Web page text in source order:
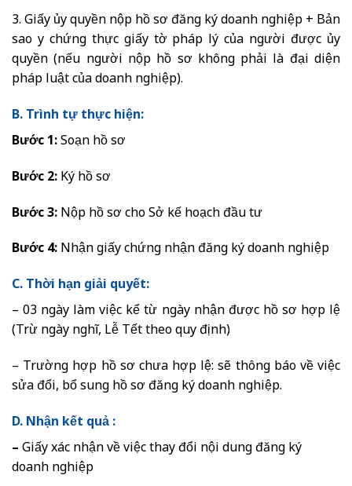
3. Giấy ủy quyền nộp hồ sơ đăng ký doanh nghiệp + Bản
sao y chứng thực giấy tờ pháp lý của người được ủy
quyền (nếu người nộp hồ sơ không phải là đại diện
pháp luật của doanh nghiệp).
B. Trình tự thực hiện:
Bước 1:Soạn hồ sơ
Bước 2:Ký hồ sơ
Bước 3:Nộp hồ sơ cho Sở kế hoạch đầu tư
Bước 4:Nhận giấy chứng nhận đăng ký doanh nghiệp
C. Thời hạn giải quyết:
– 03 ngày làm việc kể từ ngày nhận được hồ sơ hợp lệ
(Trừ ngày nghĩ, Lễ Tết theo quy định)
– Trường hợp hồ sơ chưa hợp lệ: sẽ thông báo về việc
sửa đổi, bổ sung hồ sơ đăng ký doanh nghiệp.
D. Nhận kết quả :
–Giấy xác nhận về việc thay đổi nội dung đăng ký
doanh nghiệp